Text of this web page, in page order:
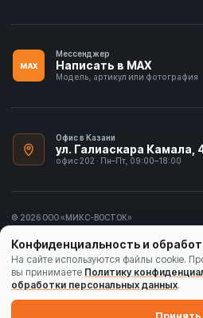
MAX
Мессенджер
Написать в MAX
Модель, артикул или фотография
Офис в Казани
ул. Галиаскара Камала,
офис 202 · Пн–Пт, 09:00–18:00
© 2026 ООО «МИКС-ВОСТОК»
Политика конфиденциальности
Согласие на обработку данных
Конфиденциальность и
На сайте используются файлы cookie.
вы принимаете Политику
обработки персональных данных.
Принять